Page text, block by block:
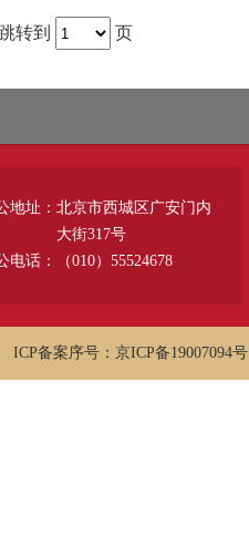
跳转到 页
地址： 北京市西城区广安门内
大街317号
电话：（010）55524678
ICP备案序号：京ICP备19007094号